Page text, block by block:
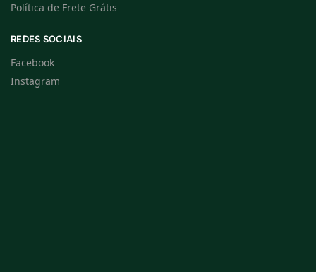
Política de Frete Grátis
REDES SOCIAIS
Facebook
Instagram